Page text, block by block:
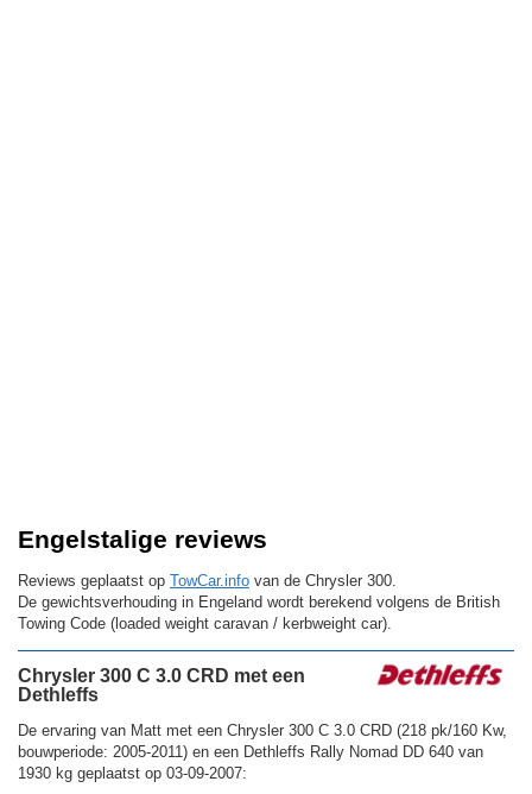
Engelstalige reviews
Reviews geplaatst op TowCar.info van de Chrysler 300.
De gewichtsverhouding in Engeland wordt berekend volgens de British
Towing Code (loaded weight caravan / kerbweight car).
Chrysler 300 C 3.0 CRD met een
Dethleffs
De ervaring van Matt met een Chrysler 300 C 3.0 CRD (218 pk/160 Kw,
bouwperiode: 2005-2011) en een Dethleffs Rally Nomad DD 640 van
1930 kg geplaatst op 03-09-2007: